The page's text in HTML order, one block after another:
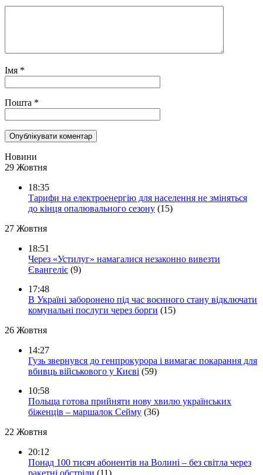
Імя *
Пошта *
Новини
29 Жовтня
18:35
Тарифи на електроенергію для населення не зміняться
до кінця опалювального сезону (15)
27 Жовтня
18:51
Через «Устилуг» намагалися незаконно вивезти
Євангеліє (9)
17:48
В Україні заборонено під час воєнного стану відключати
комунальні послуги через борги (15)
26 Жовтня
14:27
Гузь звернувся до генпрокурора і вимагає покарання для
вбивць військового у Києві (59)
10:58
Польща готова прийняти нову хвилю українських
біженців – маршалок Сейму (36)
22 Жовтня
20:12
Понад 100 тисяч абонентів на Волині – без світла через